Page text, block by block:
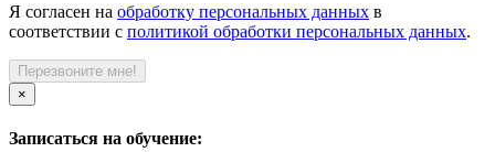
Я согласен на обработку персональных данных в
соответствии с политикой обработки персональных данных.
Перезвоните мне!
×
Записаться на обучение: